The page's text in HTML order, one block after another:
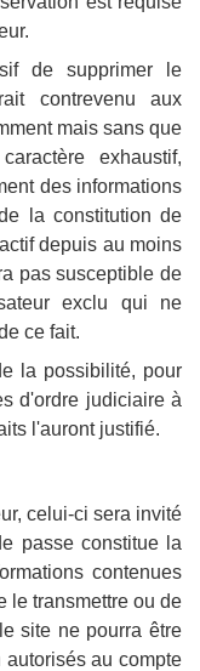
de supprimer le
contrevenu aux
mais sans que
exhaustif,
des informations
la constitution de
depuis au moins
pas susceptible de
exclu qui ne
ce fait.
la possibilité, pour
d'ordre judiciaire à
l'auront justifié.
celui-ci sera invité
passe constitue la
contenues
le transmettre ou de
site ne pourra être
au compte